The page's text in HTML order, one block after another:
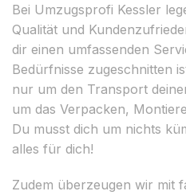
Bei Umzugsprofi Kessler
Qualität und
dir einen umfassenden
Bedürfnisse zugeschnitten
nur um den Transport
um das Verpacken,
Du musst dich um nichts
alles für dich!
Zudem überzeugen wir mit